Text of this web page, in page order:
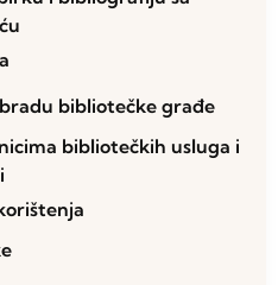
bibliotečke građe
bibliotečkih usluga i